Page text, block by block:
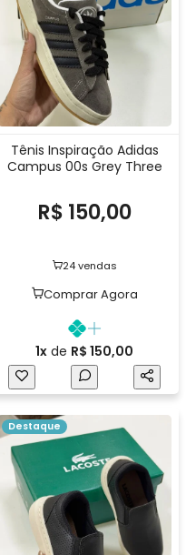
Tênis Inspiração Adidas
Campus 00s Grey Three
R$ 150,00
24 vendas
Comprar Agora
1x de R$ 150,00
Destaque